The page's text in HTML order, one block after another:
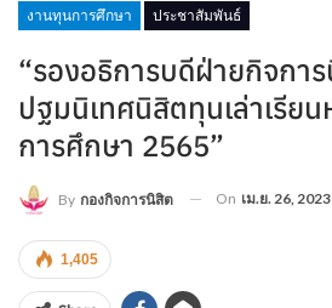
งานทุนการศึกษา ประชาสัมพันธ์
“รองอธิการบดีฝ่ายกิจกา
ปฐมนิเทศนิสิตทุนเล่าเรียน
การศึกษา 2565”
By กองกิจการนิสิต On เม.ย. 26, 2023
1,405